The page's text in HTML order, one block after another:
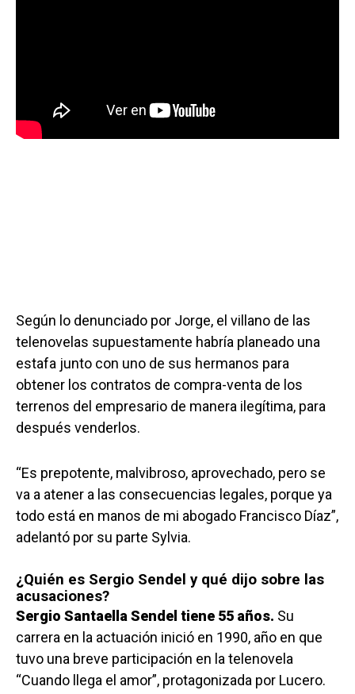
Según lo denunciado por Jorge, el villano de las
telenovelas supuestamente habría planeado una
estafa junto con uno de sus hermanos para
obtener los contratos de compra-venta de los
terrenos del empresario de manera ilegítima, para
después venderlos.
“Es prepotente, malvibroso, aprovechado, pero se
va a atener a las consecuencias legales, porque ya
todo está en manos de mi abogado Francisco Díaz”,
adelantó por su parte Sylvia.
¿Quién es Sergio Sendel y qué dijo sobre las
acusaciones?
Sergio Santaella Sendel tiene 55 años. Su
carrera en la actuación inició en 1990, año en que
tuvo una breve participación en la telenovela
“Cuando llega el amor”, protagonizada por Lucero.